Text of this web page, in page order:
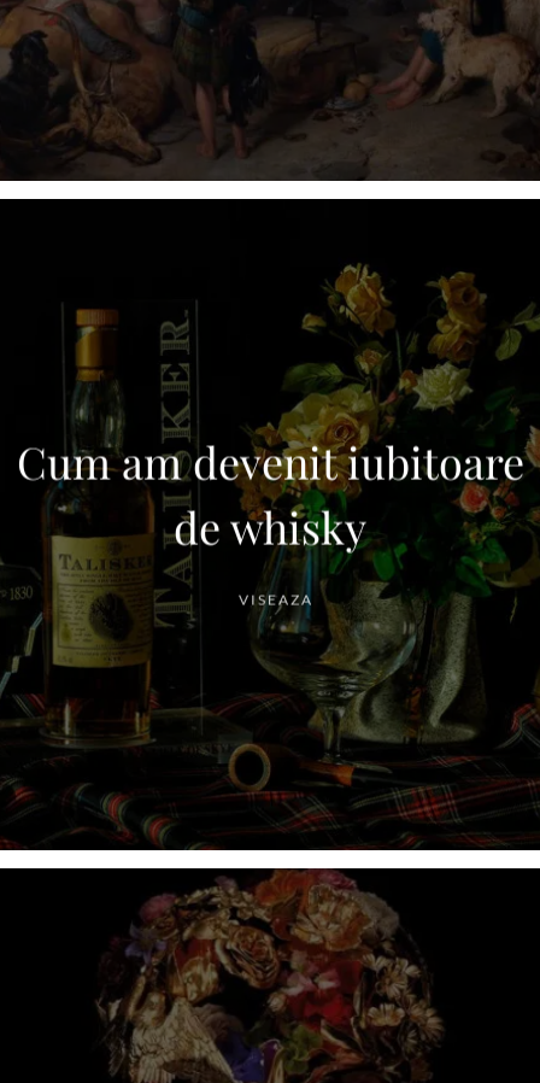
Cum am devenit iubitoare
de whisky
VISEAZA